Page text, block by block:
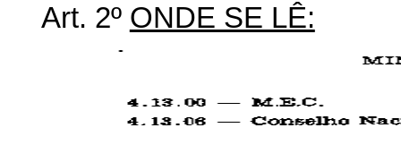
Art. 2º ONDE SE LÊ: